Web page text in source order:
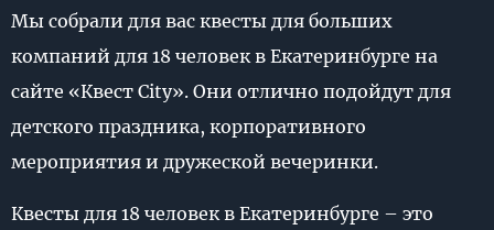
Мы собрали для вас квесты для больших
компаний для 18 человек в Екатеринбурге на
сайте «Квест City». Они отлично подойдут для
детского праздника, корпоративного
мероприятия и дружеской вечеринки.
Квесты для 18 человек в Екатеринбурге – это